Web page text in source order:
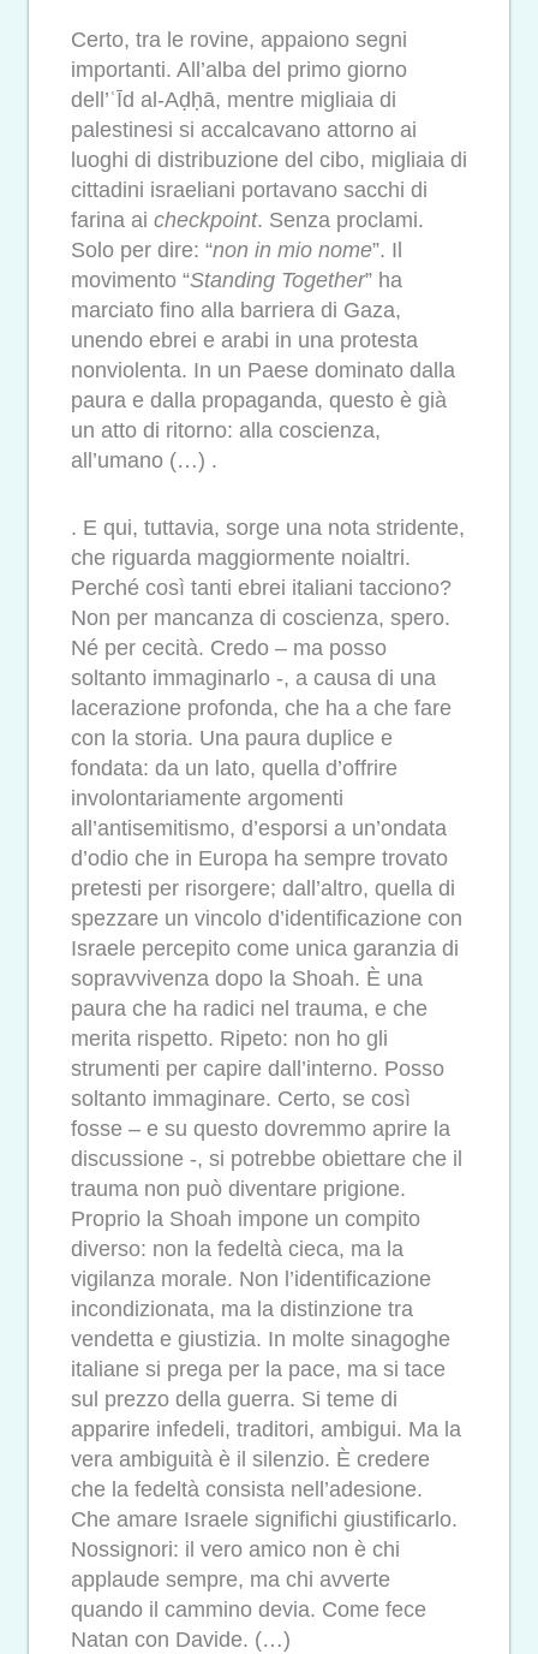
Certo, tra le rovine, appaiono segni
importanti. All’alba del primo giorno
dell’ʿĪd al-Aḍḥā, mentre migliaia di
palestinesi si accalcavano attorno ai
luoghi di distribuzione del cibo, migliaia di
cittadini israeliani portavano sacchi di
farina ai checkpoint. Senza proclami.
Solo per dire: “non in mio nome”. Il
movimento “Standing Together” ha
marciato fino alla barriera di Gaza,
unendo ebrei e arabi in una protesta
nonviolenta. In un Paese dominato dalla
paura e dalla propaganda, questo è già
un atto di ritorno: alla coscienza,
all’umano (…) .
. E qui, tuttavia, sorge una nota stridente,
che riguarda maggiormente noialtri.
Perché così tanti ebrei italiani tacciono?
Non per mancanza di coscienza, spero.
Né per cecità. Credo – ma posso
soltanto immaginarlo -, a causa di una
lacerazione profonda, che ha a che fare
con la storia. Una paura duplice e
fondata: da un lato, quella d’offrire
involontariamente argomenti
all’antisemitismo, d’esporsi a un’ondata
d’odio che in Europa ha sempre trovato
pretesti per risorgere; dall’altro, quella di
spezzare un vincolo d’identificazione con
Israele percepito come unica garanzia di
sopravvivenza dopo la Shoah. È una
paura che ha radici nel trauma, e che
merita rispetto. Ripeto: non ho gli
strumenti per capire dall’interno. Posso
soltanto immaginare. Certo, se così
fosse – e su questo dovremmo aprire la
discussione -, si potrebbe obiettare che il
trauma non può diventare prigione.
Proprio la Shoah impone un compito
diverso: non la fedeltà cieca, ma la
vigilanza morale. Non l’identificazione
incondizionata, ma la distinzione tra
vendetta e giustizia. In molte sinagoghe
italiane si prega per la pace, ma si tace
sul prezzo della guerra. Si teme di
apparire infedeli, traditori, ambigui. Ma la
vera ambiguità è il silenzio. È credere
che la fedeltà consista nell’adesione.
Che amare Israele significhi giustificarlo.
Nossignori: il vero amico non è chi
applaude sempre, ma chi avverte
quando il cammino devia. Come fece
Natan con Davide. (…)